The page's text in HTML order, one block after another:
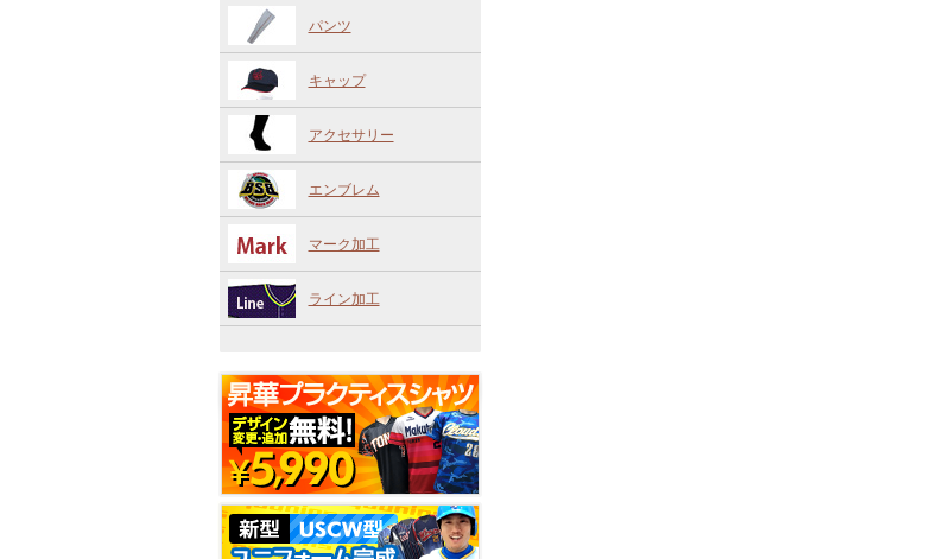
パンツ
キャップ
アクセサリー
エンブレム
マーク加工
ライン加工